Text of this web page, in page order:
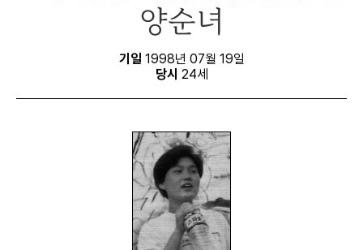
양순녀
기일 1998년 07월 19일
당시 24세